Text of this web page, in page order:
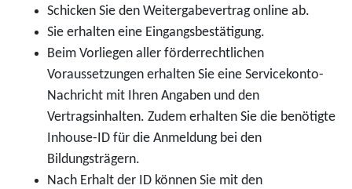
Schicken Sie den Weitergabevertrag online ab.
Sie erhalten eine Eingangsbestätigung.
Beim Vorliegen aller förderrechtlichen
Voraussetzungen erhalten Sie eine Servicekonto-
Nachricht mit Ihren Angaben und den
Vertragsinhalten. Zudem erhalten Sie die benötigte
Inhouse-ID für die Anmeldung bei den
Bildungsträgern.
Nach Erhalt der ID können Sie mit den